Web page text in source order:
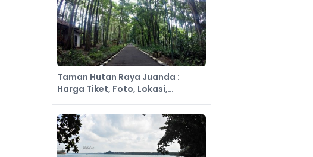
Taman Hutan Raya Juanda :
Harga Tiket, Foto, Lokasi,